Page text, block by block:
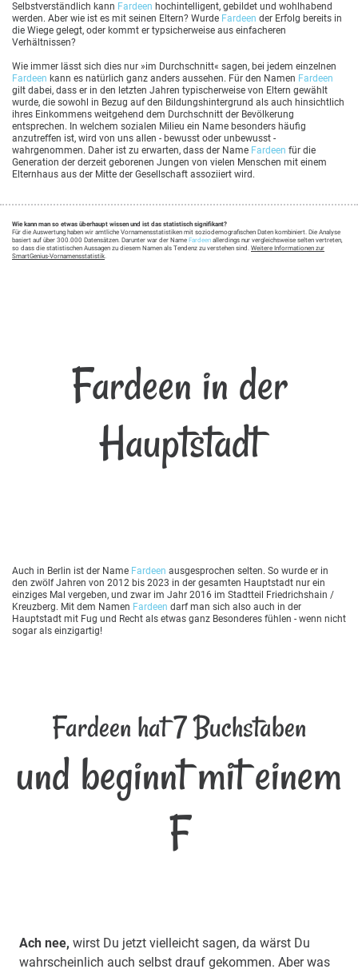
Selbstverständlich kann Fardeen hochintelligent, gebildet und wohlhabend
werden. Aber wie ist es mit seinen Eltern? Wurde Fardeen der Erfolg bereits in
die Wiege gelegt, oder kommt er typsicherweise aus einfacheren
Verhältnissen?
Wie immer lässt sich dies nur »im Durchschnitt« sagen, bei jedem einzelnen
Fardeen kann es natürlich ganz anders aussehen. Für den Namen Fardeen
gilt dabei, dass er in den letzten Jahren typischerweise von Eltern gewählt
wurde, die sowohl in Bezug auf den Bildungshintergrund als auch hinsichtlich
ihres Einkommens weitgehend dem Durchschnitt der Bevölkerung
entsprechen. In welchem sozialen Milieu ein Name besonders häufig
anzutreffen ist, wird von uns allen - bewusst oder unbewusst -
wahrgenommen. Daher ist zu erwarten, dass der Name Fardeen für die
Generation der derzeit geborenen Jungen von vielen Menschen mit einem
Elternhaus aus der Mitte der Gesellschaft assoziiert wird.
Wie kann man so etwas überhaupt wissen und ist das statistisch signifikant?
Für die Auswertung haben wir amtliche Vornamensstatistiken mit soziodemografischen Daten kombiniert. Die Analyse
basiert auf über 300.000 Datensätzen. Darunter war der Name Fardeen allerdings nur vergleichsweise selten vertreten,
so dass die statistischen Aussagen zu diesem Namen als Tendenz zu verstehen sind. Weitere Informationen zur
SmartGenius-Vornamensstatistik.
Fardeen in der
Hauptstadt
Auch in Berlin ist der Name Fardeen ausgesprochen selten. So wurde er in
den zwölf Jahren von 2012 bis 2023 in der gesamten Hauptstadt nur ein
einziges Mal vergeben, und zwar im Jahr 2016 im Stadtteil Friedrichshain /
Kreuzberg. Mit dem Namen Fardeen darf man sich also auch in der
Hauptstadt mit Fug und Recht als etwas ganz Besonderes fühlen - wenn nicht
sogar als einzigartig!
Fardeen hat 7 Buchstaben
und beginnt mit einem
F
Ach nee, wirst Du jetzt vielleicht sagen, da wärst Du
wahrscheinlich auch selbst drauf gekommen. Aber was